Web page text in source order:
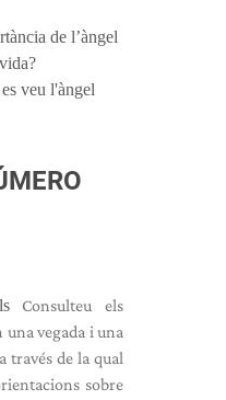
de l’àngel
veu l'àngel
Consulteu els
vegada i una
través de la qual
sobre